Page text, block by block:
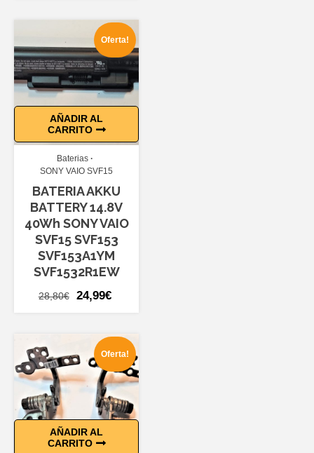
6,00€.
5,99€.
AÑADIR AL
CARRITO
Oferta!
Baterias
SONY VAIO SVF15
BATERIA AKKU
BATTERY 14.8V
40Wh SONY VAIO
SVF15 SVF153
SVF153A1YM
SVF1532R1EW
28,80€
El
28,80€.
24,99€
es:
24,99€.
AÑADIR AL
CARRITO
Oferta!